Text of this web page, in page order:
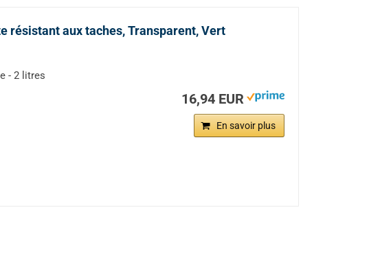
résistant aux taches, Transparent, Vert
- 2 litres
16,94 EUR
En savoir plus